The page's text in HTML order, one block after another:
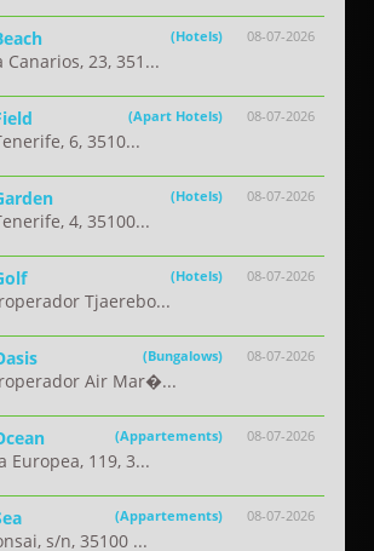
08-07-2026
(Hotels)
Canarios, 23, 351...
08-07-2026
(Apart Hotels)
6, 3510...
08-07-2026
(Hotels)
4, 35100...
08-07-2026
(Hotels)
Tjaerebo...
08-07-2026
(Bungalows)
Air Mar�...
08-07-2026
(Appartements)
Europea, 119, 3...
08-07-2026
(Appartements)
s/n, 35100 ...